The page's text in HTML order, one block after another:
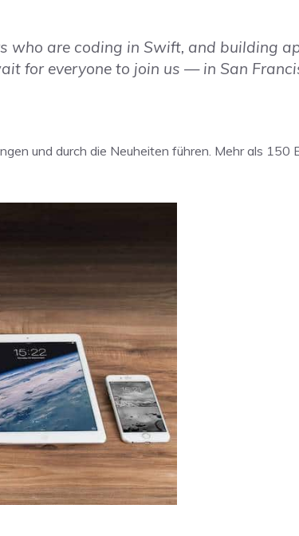
who are coding in Swift, and building
for everyone to join us — in San
und durch die Neuheiten führen. Mehr als 150